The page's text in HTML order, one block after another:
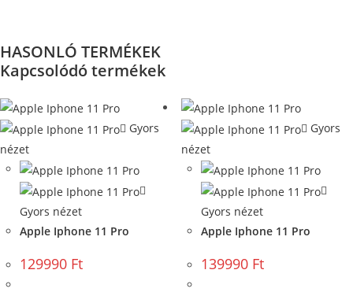
HASONLÓ TERMÉKEK
Kapcsolódó termékek
Gyors
nézet
Gyors nézet
Apple Iphone 11 Pro
129990 Ft
Gyors
nézet
Gyors nézet
Apple Iphone 11 Pro
139990 Ft